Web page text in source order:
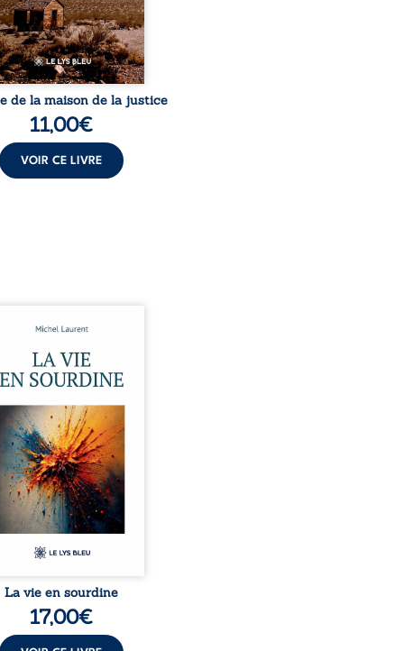
dans un chaos matériel
et moral. À ...
de la maison de la justice
11,00€
VOIR CE LIVRE
et Pierre se sont
par hasard, et se sont
simplement, persuadés
présence de l’autre
Ils mènent une
modeste, rythmée
travail, la fatigue et les
La mort de la mère de
chez qui ils vivent,
un équilibre déjà
Puis vient la
de leur enfant, et le
basculement. ...
La vie en sourdine
17,00€